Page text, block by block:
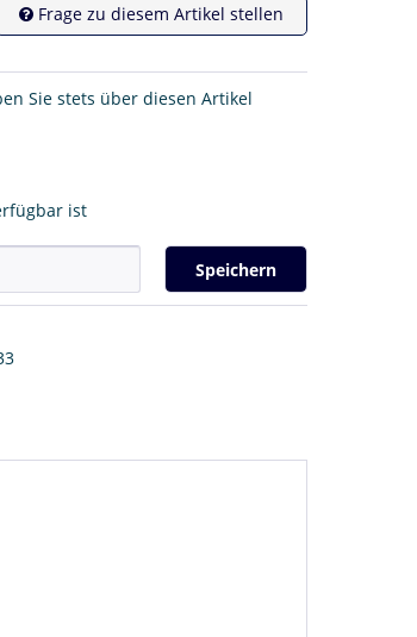
Frage zu diesem Artikel stellen
Sie stets über diesen Artikel
ist
Speichern